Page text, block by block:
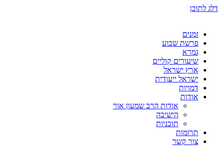
דלג לתוכן
זמנים
פרשת שבוע
גמרא
שיעורים קוליים
ארץ ישראל
ישראל ייעודית
דמויות
אודות
אודות הרב שמעון אור
הישיבה
תוכניות
תרומות
צור קשר